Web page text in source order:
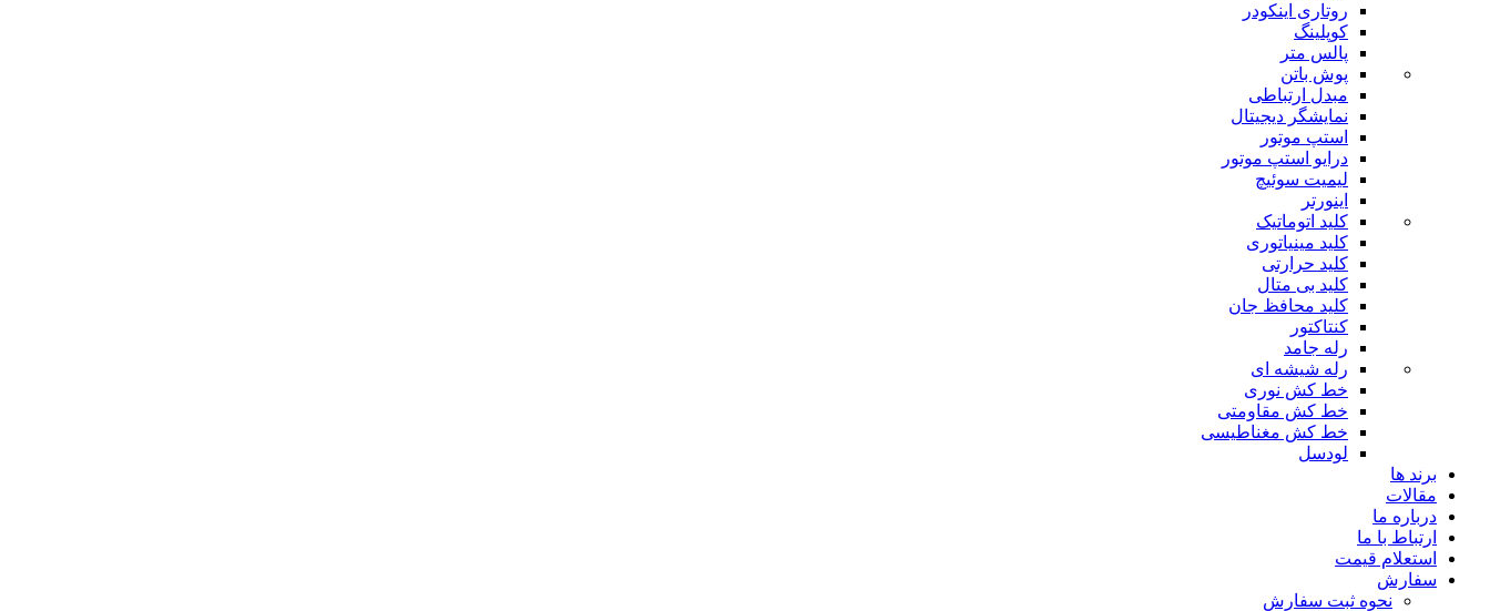
روتاری اینکودر
کوپلینگ
پالس متر
پوش باتن
مبدل ارتباطی
نمایشگر دیجیتال
استپ موتور
درایو استپ موتور
لیمیت سوئیچ
اینورتر
کلید اتوماتیک
کلید مینیاتوری
کلید حرارتی
کلید بی متال
کلید محافظ جان
کنتاکتور
رله جامد
رله شیشه ای
خط کش نوری
خط کش مقاومتی
خط کش مغناطیسی
لودسل
برند ها
مقالات
درباره ما
ارتباط با ما
استعلام قیمت
سفارش
نحوه ثبت سفارش